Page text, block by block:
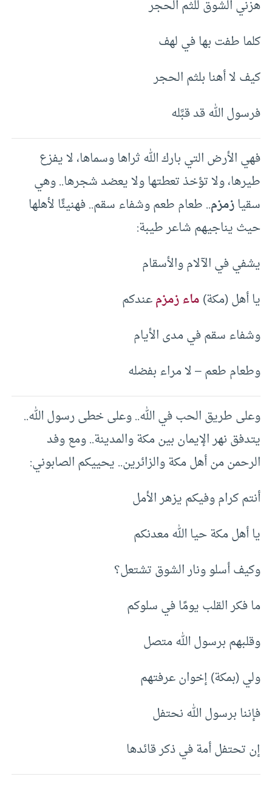
هزني الشوق للثم الحجر
كلما طفت بها في لهف
كيف لا أهنا بلثم الحجر
فرسول الله قد قبَّله
فهي الأرض التي بارك الله ثراها وسماها، لا يفزع
طيرها، ولا تؤخذ تعطتها ولا يعضد شجرها.. وهي
سقيازمزم.. طعام طعم وشفاء سقم.. فهنيئًا لأهلها
حيث يناجيهم شاعر طيبة:
يشفي في الآلام والأسقام
يا أهل (مكة)ماء زمزمعندكم
وشفاء سقم في مدى الأيام
وطعام طعم – لا مراء بفضله
وعلى طريق الحب في الله.. وعلى خطى رسول الله..
يتدفق نهر الإيمان بين مكة والمدينة.. ومع وفد
الرحمن من أهل مكة والزائرين.. يحييكم الصابوني:
أنتم كرام وفيكم يزهر الأمل
يا أهل مكة حيا الله معدنكم
وكيف أسلو ونار الشوق تشتعل؟
ما فكر القلب يومًا في سلوكم
وقلبهم برسول الله متصل
ولي (بمكة) إخوان عرفتهم
فإننا برسول الله نحتفل
إن تحتفل أمة في ذكر قائدها